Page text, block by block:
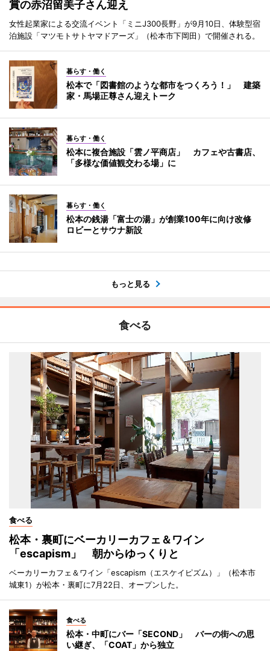
賞の赤沼留美子さん迎え
女性起業家による交流イベント「ミニJ300長野」が9月10日、体験型宿
泊施設「マツモトサトヤマドアーズ」（松本市下岡田）で開催される。
暮らす・働く
松本で「図書館のような都市をつくろう！」 建築
家・馬場正尊さん迎えトーク
暮らす・働く
松本に複合施設「雲ノ平商店」 カフェや古書店、
「多様な価値観交わる場」に
暮らす・働く
松本の銭湯「富士の湯」が創業100年に向け改修
ロビーとサウナ新設
もっと見る
食べる
食べる
松本・裏町にベーカリーカフェ＆ワイン
「escapism」 朝からゆっくりと
ベーカリーカフェ＆ワイン「escapism（エスケイピズム）」（松本市
城東1）が松本・裏町に7月22日、オープンした。
食べる
松本・中町にバー「SECOND」 バーの街への思
い継ぎ、「COAT」から独立